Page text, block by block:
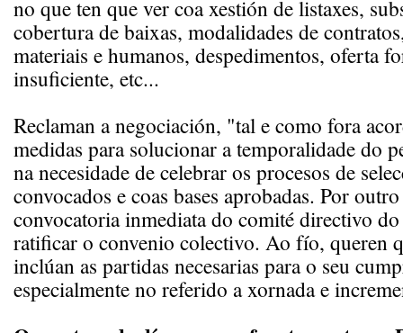
no que ten que ver coa xestión de listaxes,
cobertura de baixas, modalidades de
materiais e humanos, despedimentos, oferta
insuficiente, etc...
Reclaman a negociación, "tal e como fora
medidas para solucionar a temporalidade do
na necesidade de celebrar os procesos de
convocados e coas bases aprobadas. Por
convocatoria inmediata do comité directivo
ratificar o convenio colectivo. Ao fío, queren
inclúan as partidas necesarias para o seu
especialmente no referido a xornada e